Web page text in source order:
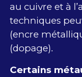
au cuivre et à
techniques
(encre
(dopage).
Certains